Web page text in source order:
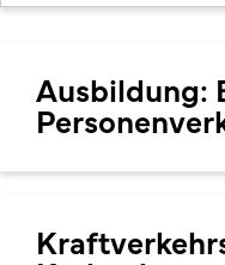
Ausbildung: